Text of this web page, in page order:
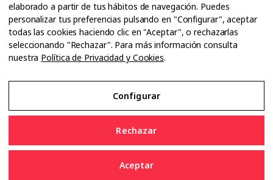
Guías
Dossier
Anuarios
Ofertas de empleo
elaborado a partir de tus hábitos de navegación. Puedes
personalizar tus preferencias pulsando en "Configurar", aceptar
todas las cookies haciendo clic en "Aceptar", o rechazarlas
seleccionando "Rechazar". Para más información consulta
nuestra Política de Privacidad y Cookies.
Configurar
Rechazar
Aceptar
Aviso Legal
Política de Privacidad y Cookies
Configurar